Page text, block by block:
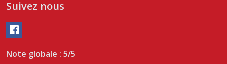
Suivez nous
Note globale : 5/5